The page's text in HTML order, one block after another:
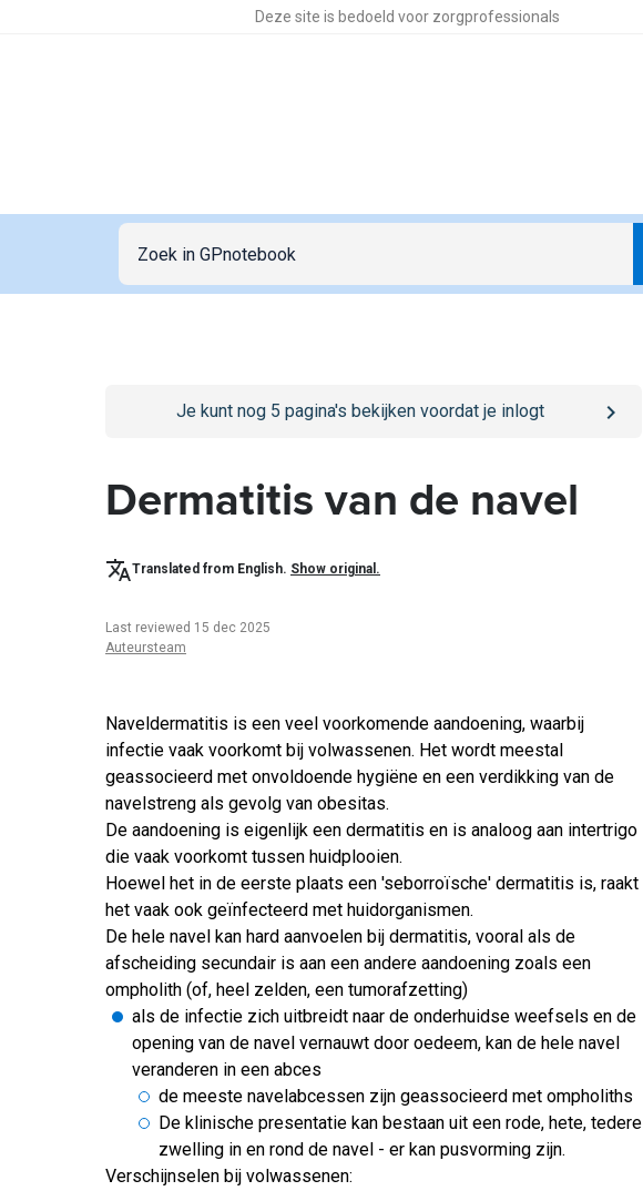
Deze site is bedoeld voor zorgprofessionals
/sign-inpage
Je kunt nog 5 pagina's bekijken voordat je inlogt
Dermatitis van de navel
Translated from English. Show original.
Last reviewed 15 dec 2025
Auteursteam
Naveldermatitis is een veel voorkomende aandoening, waarbij
infectie vaak voorkomt bij volwassenen. Het wordt meestal
geassocieerd met onvoldoende hygiëne en een verdikking van de
navelstreng als gevolg van obesitas.
De aandoening is eigenlijk een dermatitis en is analoog aan intertrigo
die vaak voorkomt tussen huidplooien.
Hoewel het in de eerste plaats een 'seborroïsche' dermatitis is, raakt
het vaak ook geïnfecteerd met huidorganismen.
De hele navel kan hard aanvoelen bij dermatitis, vooral als de
afscheiding secundair is aan een andere aandoening zoals een
ompholith (of, heel zelden, een tumorafzetting)
als de infectie zich uitbreidt naar de onderhuidse weefsels en de
opening van de navel vernauwt door oedeem, kan de hele navel
veranderen in een abces
de meeste navelabcessen zijn geassocieerd met ompholiths
De klinische presentatie kan bestaan uit een rode, hete, tedere
zwelling in en rond de navel - er kan pusvorming zijn.
Verschijnselen bij volwassenen: